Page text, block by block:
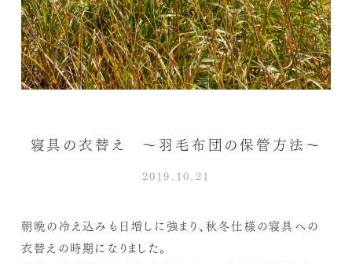
寝具の衣替え ～羽毛布団の保管方法～
2019.10.21
朝晩の冷え込みも日増しに強まり、秋冬仕様の寝具への
衣替えの時期になりました。